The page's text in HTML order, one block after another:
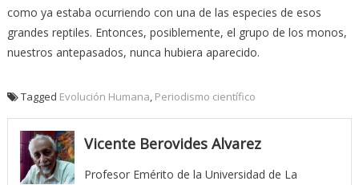
como ya estaba ocurriendo con una de las especies de esos
grandes reptiles. Entonces, posiblemente, el grupo de los monos,
nuestros antepasados, nunca hubiera aparecido.
Tagged Evolución Humana Periodismo científico
Vicente Berovides Alvarez
Profesor Emérito de la Universidad de La